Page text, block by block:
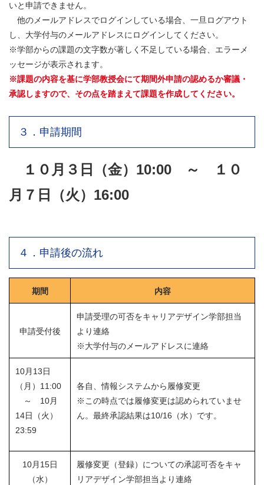
いと申請できません。
他のメールアドレスでログインしている場合、一旦ログアウト
し、大学付与のメールアドレスにログインしてください。
※学部からの課題の文字数が著しく不足している場合、エラーメ
ッセージが表示されます。
※課題の内容を基に学部教授会にて期間外申請の認めるか審議・
承認しますので、その点を踏まえて課題を作成してください。
３．申請期間
１０ 月 ３日（金）10:00 ～ １０
月７日（火）16:00
４．申請後の流れ
期間 内容
申請受付後
申請受理の可否をキャリアデザイン学部担当
より連絡
※大学付与のメールアドレスに連絡
10月13日
（月）11:00
～ 10月
14日（火）
23:59
各自、情報システムから履修変更
※この時点では履修変更は認められていませ
ん。最終承認結果は10/16（水）です。
10月15日
（水）
履修変更（登録）についての承認可否をキャ
リアデザイン学部担当より連絡